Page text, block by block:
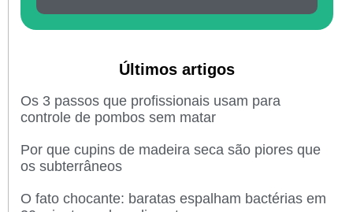
Últimos artigos
Os 3 passos que profissionais usam para
controle de pombos sem matar
Por que cupins de madeira seca são piores que
os subterrâneos
O fato chocante: baratas espalham bactérias em